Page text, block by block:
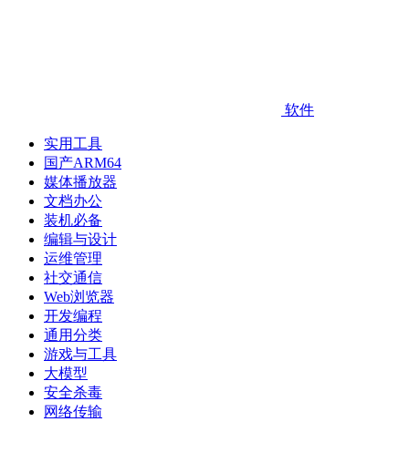
软件
实用工具
国产ARM64
媒体播放器
文档办公
装机必备
编辑与设计
运维管理
社交通信
Web浏览器
开发编程
通用分类
游戏与工具
大模型
安全杀毒
网络传输